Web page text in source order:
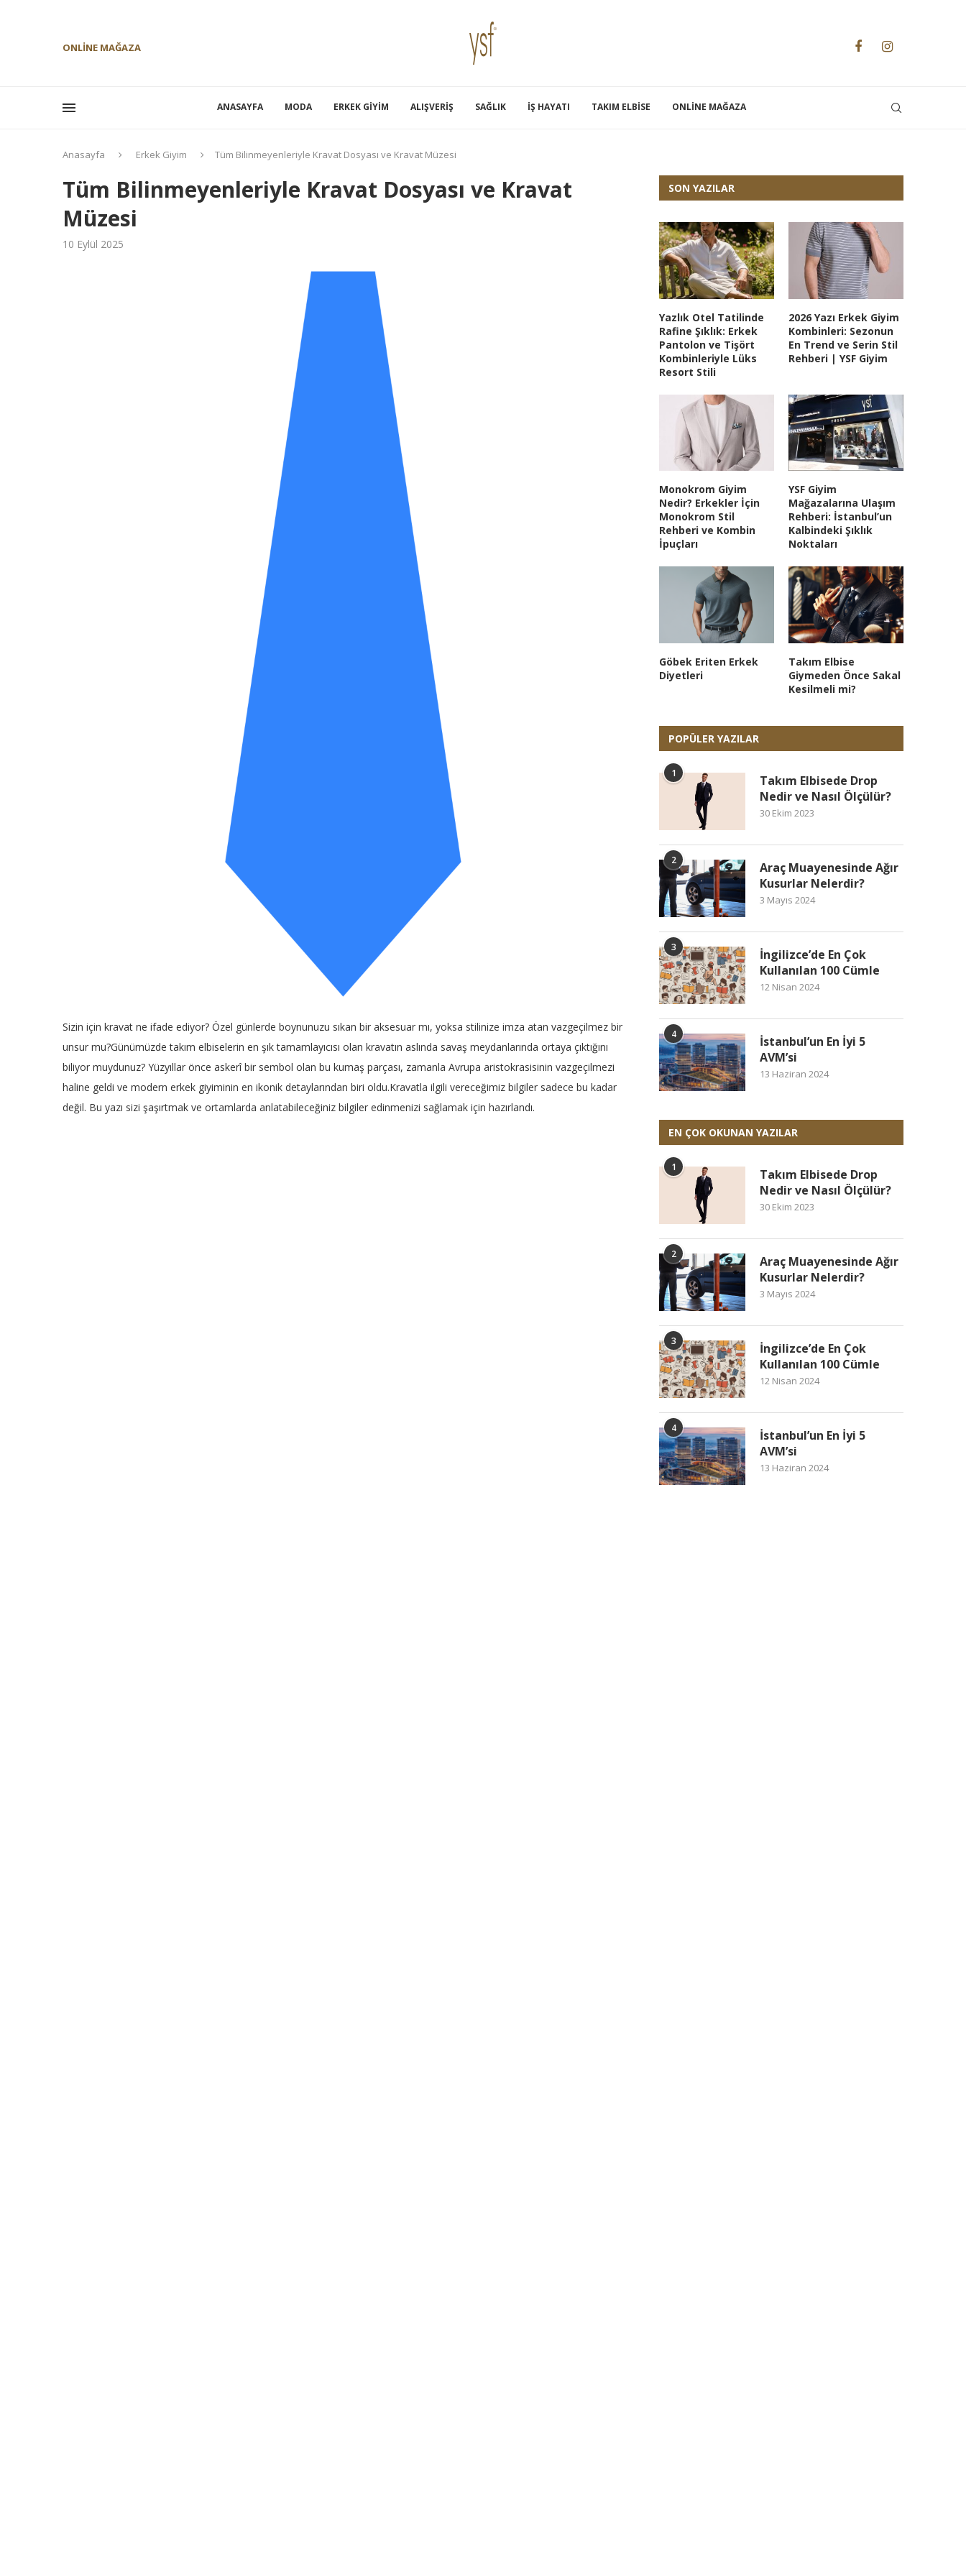
ONLINE MAĞAZA
ANASAYFA MODA ERKEK GIYIM ALIŞVERIŞ SAĞLIK İŞ HAYATI TAKIM ELBISE ONLINE MAĞAZA
Anasayfa Erkek Giyim Tüm Bilinmeyenleriyle Kravat Dosyası ve Kravat Müzesi
Tüm Bilinmeyenleriyle Kravat Dosyası ve Kravat
Müzesi
10 Eylül 2025
Sizin için kravat ne ifade ediyor? Özel günlerde boynunuzu sıkan bir aksesuar mı, yoksa stilinize imza atan vazgeçilmez bir
unsur mu?Günümüzde takım elbiselerin en şık tamamlayıcısı olan kravatın aslında savaş meydanlarında ortaya çıktığını
biliyor muydunuz? Yüzyıllar önce askerî bir sembol olan bu kumaş parçası, zamanla Avrupa aristokrasisinin vazgeçilmezi
haline geldi ve modern erkek giyiminin en ikonik detaylarından biri oldu.Kravatla ilgili vereceğimiz bilgiler sadece bu kadar
değil. Bu yazı sizi şaşırtmak ve ortamlarda anlatabileceğiniz bilgiler edinmenizi sağlamak için hazırlandı.
SON YAZILAR
Yazlık Otel Tatilinde
Rafine Şıklık: Erkek
Pantolon ve Tişört
Kombinleriyle Lüks
Resort Stili
2026 Yazı Erkek Giyim
Kombinleri: Sezonun
En Trend ve Serin Stil
Rehberi | YSF Giyim
Monokrom Giyim
Nedir? Erkekler İçin
Monokrom Stil
Rehberi ve Kombin
İpuçları
YSF Giyim
Mağazalarına Ulaşım
Rehberi: İstanbul’un
Kalbindeki Şıklık
Noktaları
Göbek Eriten Erkek
Diyetleri
Takım Elbise
Giymeden Önce Sakal
Kesilmeli mi?
POPÜLER YAZILAR
1
Takım Elbisede Drop
Nedir ve Nasıl Ölçülür?
30 Ekim 2023
2
Araç Muayenesinde Ağır
Kusurlar Nelerdir?
3 Mayıs 2024
3
İngilizce’de En Çok
Kullanılan 100 Cümle
12 Nisan 2024
4
İstanbul’un En İyi 5
AVM’si
13 Haziran 2024
EN ÇOK OKUNAN YAZILAR
1
Takım Elbisede Drop
Nedir ve Nasıl Ölçülür?
30 Ekim 2023
2
Araç Muayenesinde Ağır
Kusurlar Nelerdir?
3 Mayıs 2024
3
İngilizce’de En Çok
Kullanılan 100 Cümle
12 Nisan 2024
4
İstanbul’un En İyi 5
AVM’si
13 Haziran 2024